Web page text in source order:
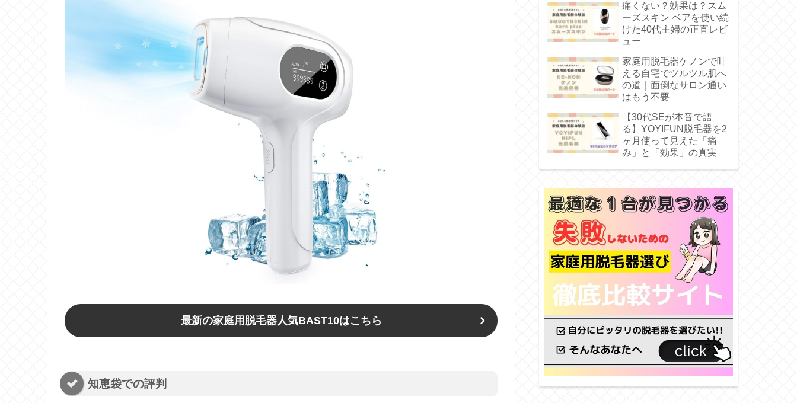
最新の家庭用脱毛器人気BAST10はこちら
知恵袋での評判
痛くない？効果は？スム
ーズスキン ベアを使い続
けた40代主婦の正直レビ
ュー
家庭用脱毛器ケノンで叶
える自宅でツルツル肌へ
の道｜面倒なサロン通い
はもう不要
【30代SEが本音で語
る】YOYIFUN脱毛器を2
ヶ月使って見えた「痛
み」と「効果」の真実